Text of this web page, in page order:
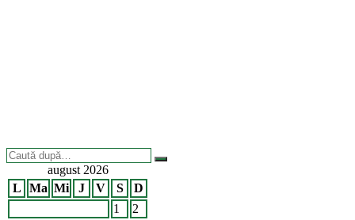
Caută
august 2026
L
Ma Mi J V S
D
1
2